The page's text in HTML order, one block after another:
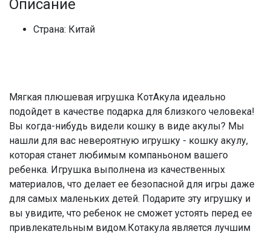
Описание
Страна: Китай
Мягкая плюшевая игрушка КотАкула идеально
подойдет в качестве подарка для близкого человека!
Вы когда-нибудь видели кошку в виде акулы? Мы
нашли для вас невероятную игрушку - кошку акулу,
которая станет любимым компаньоном вашего
ребенка. Игрушка выполнена из качественных
материалов, что делает ее безопасной для игры даже
для самых маленьких детей. Подарите эту игрушку и
вы увидите, что ребенок не сможет устоять перед ее
привлекательным видом.Котакула является лучшим